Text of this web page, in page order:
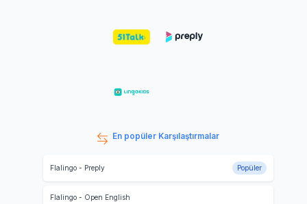
En popüler Karşılaştırmalar
Flalingo- Preply Popüler
Flalingo- Open English